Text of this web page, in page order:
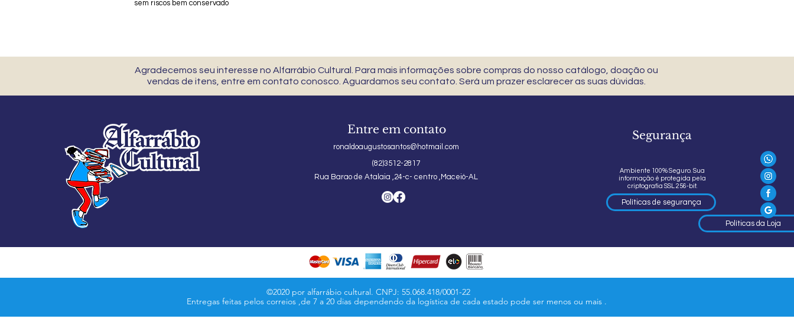
sem riscos bem conservado
Agradecemos seu interesse no Alfarrábio Cultural. Para mais informações sobre compras do nosso catálogo, doação ou
vendas de itens, entre em contato conosco. Aguardamos seu contato. Será um prazer esclarecer as suas dúvidas.
Entre em contato
ronaldoaugustosantos@hotmail.com
(82)3512-2817
Rua Barao de Atalaia ,24-c- centro ,Maceió-AL
Segurança
Ambiente 100% Seguro. Sua
informação é protegida pela
criptografia SSL 256-bit.
Políticas de segurança
Políticas da Loja
©2020 por alfarrábio cultural. CNPJ: 55.068.418/0001-22
Entregas feitas pelos correios ,de 7 a 20 dias dependendo da logística de cada estado pode ser menos ou mais .